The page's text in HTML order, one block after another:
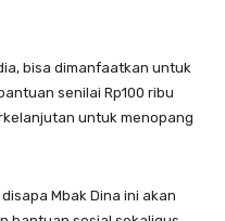
bisa dimanfaatkan untuk
senilai Rp100 ribu
untuk menopang
Mbak Dina ini akan